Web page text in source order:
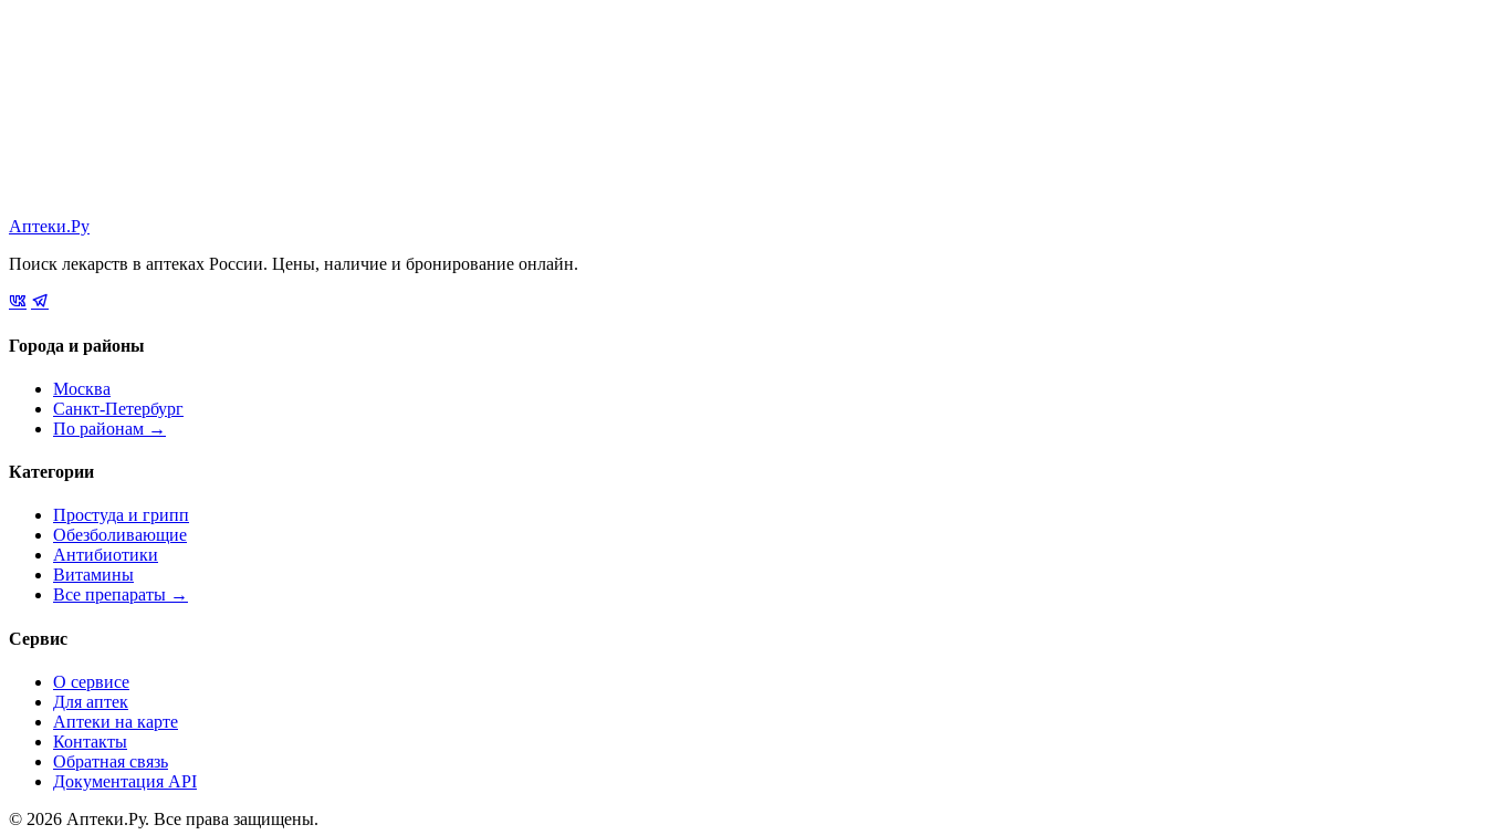
Аптеки.Ру
Поиск лекарств в аптеках России. Цены, наличие и бронирование онлайн.
Города и районы
Москва
Санкт-Петербург
По районам →
Категории
Простуда и грипп
Обезболивающие
Антибиотики
Витамины
Все препараты →
Сервис
О сервисе
Для аптек
Аптеки на карте
Контакты
Обратная связь
Документация API
© 2026 Аптеки.Ру. Все права защищены.